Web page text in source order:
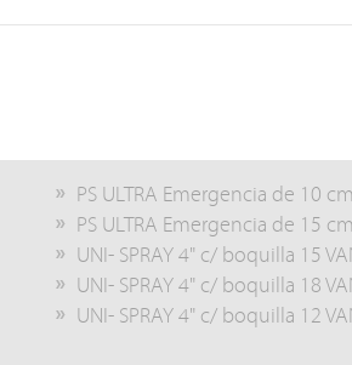
PS ULTRA Emergencia de 10
PS ULTRA Emergencia de 15
UNI- SPRAY 4" c/ boquilla 15
UNI- SPRAY 4" c/ boquilla 18
UNI- SPRAY 4" c/ boquilla 12